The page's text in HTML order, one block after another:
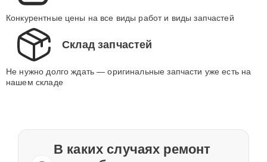
Конкурентные цены на все виды работ и виды запчастей
Склад запчастей
Не нужно долго ждать — оригинальные запчасти уже есть на
нашем складе
В каких случаях ремонт